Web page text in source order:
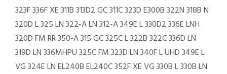
323F 336F XE 311B 313D2 GC 311C 323D E300B 322N 318B N
320D L 325 LN 322-A LN 312-A 349E L 330D2 336E LNH
320D FM RR 350-A 315 GC 325C L 322B 322C 336D LN
319D LN 336MHPU 325C FM 323D LN 340F L UHD 349E L
VG 324E LN EL240B EL240C 352F XE VG 330B L 330B LN